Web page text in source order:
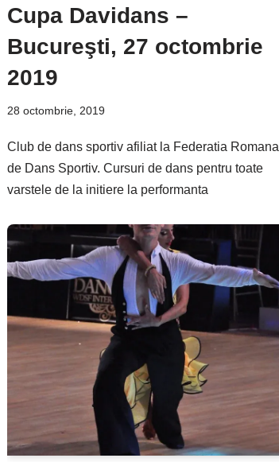
Cupa Davidans –
Bucureşti, 27 octombrie
2019
28 octombrie, 2019
Club de dans sportiv afiliat la Federatia Romana
de Dans Sportiv. Cursuri de dans pentru toate
varstele de la initiere la performanta